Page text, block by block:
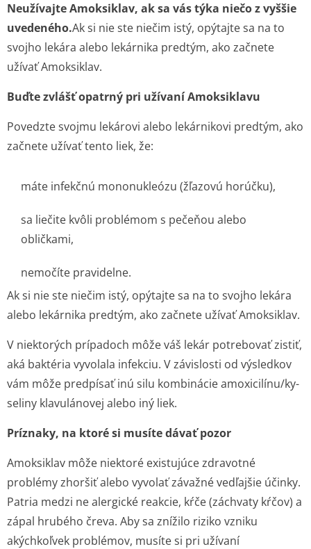
Neužívajte Amoksiklav, ak sa vás týka niečo z vyššie
uvedeného.Ak si nie ste niečim istý, opýtajte sa na to
svojho lekára alebo lekárnika predtým, ako začnete
užívať Amoksiklav.
Buďte zvlášť opatrný pri užívaní Amoksiklavu
Povedzte svojmu lekárovi alebo lekárnikovi predtým, ako
začnete užívať tento liek, že:
máte infekčnú mononukleózu (žľazovú horúčku),
sa liečite kvôli problémom s pečeňou alebo
obličkami,
nemočíte pravidelne.
Ak si nie ste niečim istý, opýtajte sa na to svojho lekára
alebo lekárnika predtým, ako začnete užívať Amoksiklav.
V niektorých prípadoch môže váš lekár potrebovať zistiť,
aká baktéria vyvolala infekciu. V závislosti od výsledkov
vám môže predpísať inú silu kombinácie amoxicilínu/ky­
seliny klavulánovej alebo iný liek.
Príznaky, na ktoré si musíte dávať pozor
Amoksiklav môže niektoré existujúce zdravotné
problémy zhoršiť alebo vyvolať závažné vedľajšie účinky.
Patria medzi ne alergické reakcie, kŕče (záchvaty kŕčov) a
zápal hrubého čreva. Aby sa znížilo riziko vzniku
akýchkoľvek problémov, musíte si pri užívaní